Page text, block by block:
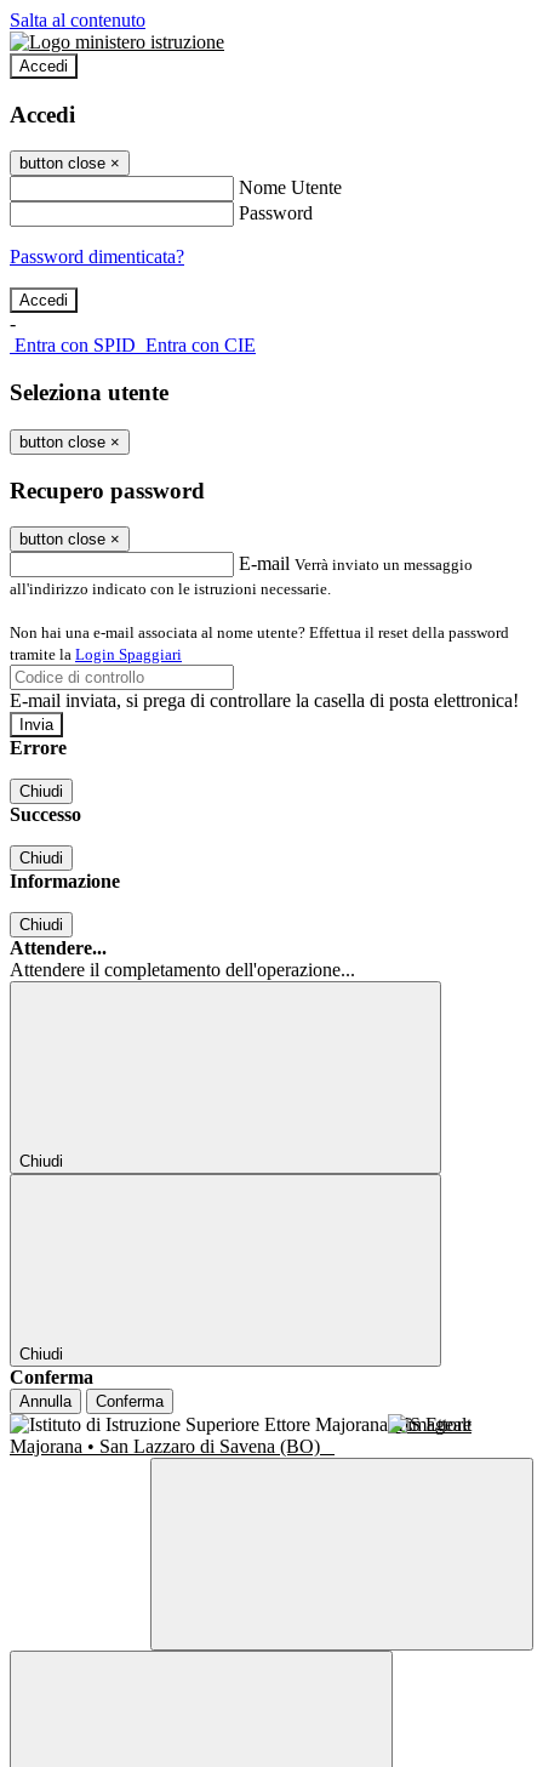
Salta al contenuto
Accedi
Accedi
button close ×
Nome Utente
Password
Password dimenticata?
-
Entra con SPID Entra con CIE
Seleziona utente
button close ×
Recupero password
button close ×
E-mail Verrà inviato un messaggio
all'indirizzo indicato con le istruzioni necessarie.
Non hai una e-mail associata al nome utente? Effettua il reset della password
tramite la Login Spaggiari
E-mail inviata, si prega di controllare la casella di posta elettronica!
Errore
Chiudi
Successo
Chiudi
Informazione
Chiudi
Attendere...
Attendere il completamento dell'operazione...
Chiudi
Chiudi
Conferma
Annulla Conferma
IIS Ettore
Majorana • San Lazzaro di Savena (BO)